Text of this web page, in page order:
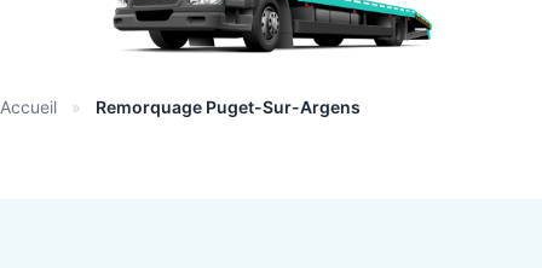
Accueil » Remorquage Puget-Sur-Argens